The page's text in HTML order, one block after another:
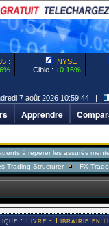
:
NYSE :
Cible : +0.16%
7 août 2026 10:59:44 |
Apprendre
les assurés menteurs
FX Trader
:Livre - Librairie en